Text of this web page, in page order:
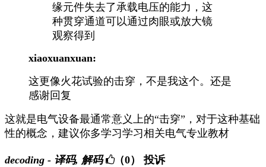
缘元件失去了承载电压的能力，这
种贯穿通道可以通过肉眼或放大镜
观察得到
xiaoxuanxuan:
这更像火花试验的击穿，不是我这个。还是
感谢回复
这就是电气设备最通常意义上的“击穿”，对于这种基础
性的概念，建议你多学习学习相关电气专业教材
decoding - 译码, 解码 （0） 投诉